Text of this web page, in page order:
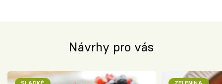
Návrhy pro vás
SLADKÉ ZELENINA